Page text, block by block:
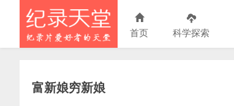
首页 科学探索
富新娘穷新娘